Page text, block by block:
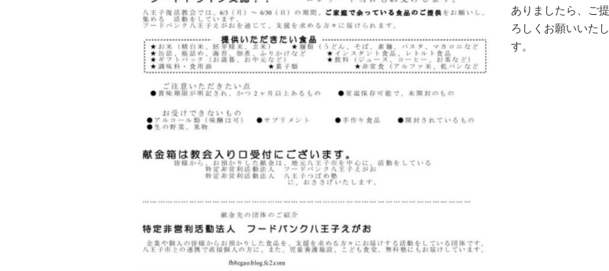
ありましたら、ご
ろしくお願いいた
す。